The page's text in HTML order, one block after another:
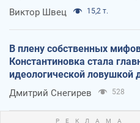
Виктор Швец 15,2 т.
В плену собственных
Константиновка стала
идеологической ловушкой
оккупантов
Дмитрий Снегирев 528